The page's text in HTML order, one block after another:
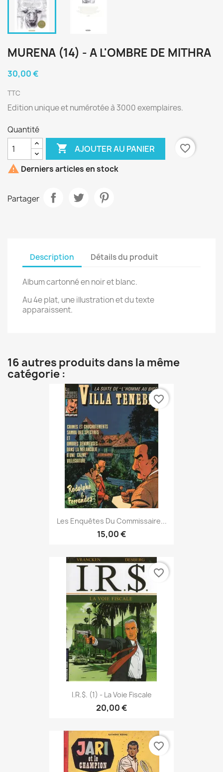
MURENA (14) - A L'OMBRE DE MITHRA
30,00 €
TTC
Edition unique et numérotée à 3000 exemplaires.
Quantité
 AJOUTER AU PANIER
favorite_border
 Derniers articles en stock
Partager
Description Détails du produit
Album cartonné en noir et blanc.
Au 4e plat, une illustration et du texte
apparaissent.
16 autres produits dans la même
catégorie :
Les Enquêtes Du Commissaire...
15,00 €
favorite_border
I.R.$. (1) - La Voie Fiscale
20,00 €
favorite_border
favorite_border